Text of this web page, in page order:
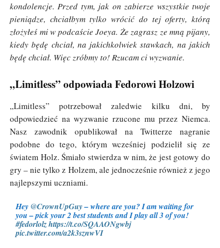
kondolencje. Przed tym, jak on zabierze wszystkie twoje
pieniądze, chciałbym tylko wrócić do tej oferty, którą
złożyłeś mi w podcaście Joeya. Że zagrasz ze mną pijany,
kiedy będę chciał, na jakichkolwiek stawkach, na jakich
będę chciał. Więc zróbmy to! Rzucam ci wyzwanie.
„Limitless” odpowiada Fedorowi Holzowi
„Limitless” potrzebował zaledwie kilku dni, by
odpowiedzieć na wyzwanie rzucone mu przez Niemca.
Nasz zawodnik opublikował na Twitterze nagranie
podobne do tego, którym wcześniej podzielił się ze
światem Holz. Śmiało stwierdza w nim, że jest gotowy do
gry – nie tylko z Holzem, ale jednocześnie również z jego
najlepszymi uczniami.
Hey @CrownUpGuy– where are you? I am waiting for
you – pick your 2 best students and I play all 3 of you!
#fedorlolzhttps://t.co/SQAAONgwbj
pic.twitter.com/a2k3sznwVI